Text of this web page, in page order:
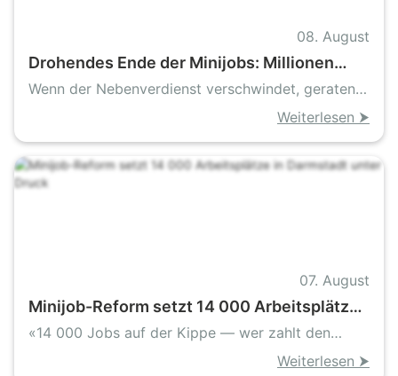
08. August
Drohendes Ende der Minijobs: Millionen
Beschäftigte in Sorge, Unternehmen vor
Wenn der Nebenverdienst verschwindet, geraten
Existenzen und Betriebe in SchieflageWeiterlesen ⮞
07. August
Minijob-Reform setzt 14 000 Arbeitsplätze
in Darmstadt unter Druck
«14 000 Jobs auf der Kippe — wer zahlt den
Weiterlesen ⮞